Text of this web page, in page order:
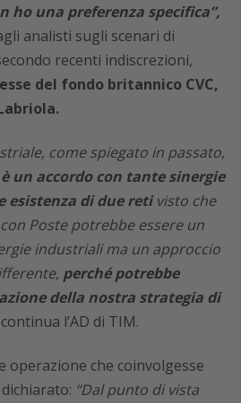
ho una preferenza specifica”,
analisti sugli scenari di
recenti indiscrezioni,
del fondo britannico CVC,
come spiegato in passato,
un accordo con tante sinergie
esistenza di due retivisto che
Poste potrebbe essere un
industriali ma un approccio
perché potrebbe
della nostra strategia di
l’AD di TIM.
operazione che coinvolgesse
“Dal punto di vista